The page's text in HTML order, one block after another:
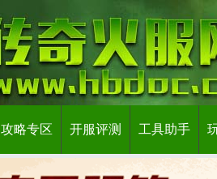
攻略专区 开服评测 工具助手